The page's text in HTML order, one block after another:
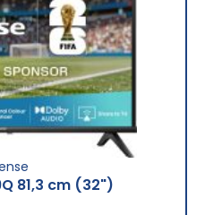
81,3 cm (32")